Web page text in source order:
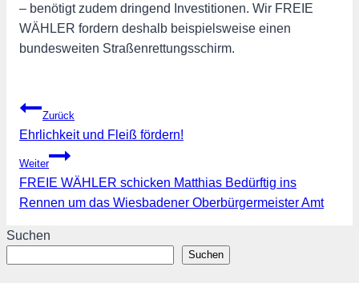
– benötigt zudem dringend Investitionen. Wir FREIE
WÄHLER fordern deshalb beispielsweise einen
bundesweiten Straßenrettungsschirm.
Beitragsnavigation
Zurück
Ehrlichkeit und Fleiß fördern!
Weiter
FREIE WÄHLER schicken Matthias Bedürftig ins
Rennen um das Wiesbadener Oberbürgermeister Amt
Suchen
Suchen